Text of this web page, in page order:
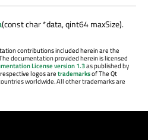
(const char *data, qint64 maxSize).
contributions included herein are the
documentation provided herein is licensed
License version 1.3as published by
logos aretrademarksof The Qt
worldwide. All other trademarks are